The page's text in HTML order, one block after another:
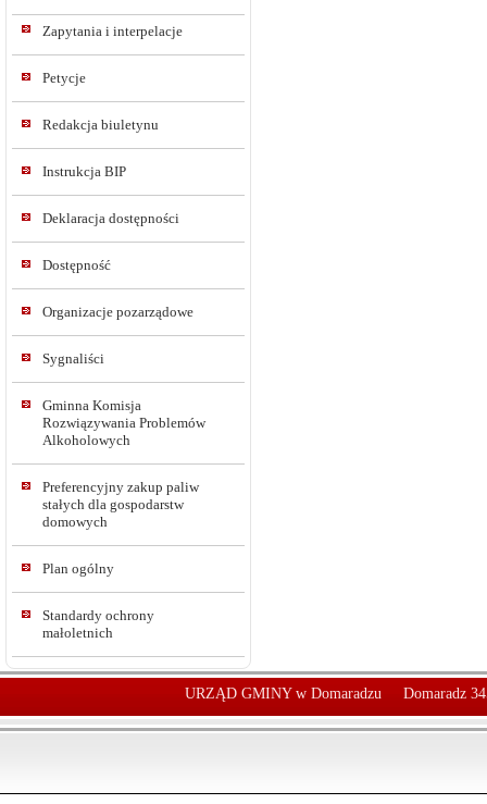
Zapytania i interpelacje
Petycje
Redakcja biuletynu
Instrukcja BIP
Deklaracja dostępności
Dostępność
Organizacje pozarządowe
Sygnaliści
Gminna Komisja
Rozwiązywania Problemów
Alkoholowych
Preferencyjny zakup paliw
stałych dla gospodarstw
domowych
Plan ogólny
Standardy ochrony
małoletnich
URZĄD GMINY w Domaradzu Domaradz